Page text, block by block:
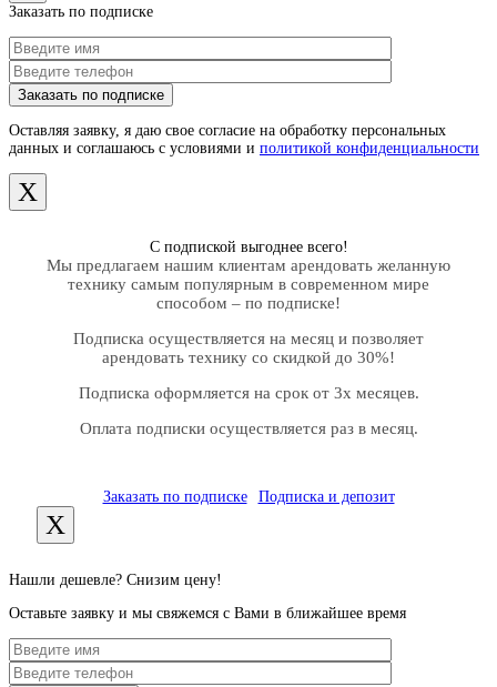
Заказать по подписке
Оставляя заявку, я даю свое согласие на обработку персональных
данных и соглашаюсь с условиями и политикой конфиденциальности
X
С подпиской выгоднее всего!
Мы предлагаем нашим клиентам арендовать желанную
технику самым популярным в современном мире
способом – по подписке!
Подписка осуществляется на месяц и позволяет
арендовать технику со скидкой до 30%!
Подписка оформляется на срок от 3х месяцев.
Оплата подписки осуществляется раз в месяц.
Заказать по подписке Подписка и депозит
X
Нашли дешевле? Снизим цену!
Оставьте заявку и мы свяжемся с Вами в ближайшее время